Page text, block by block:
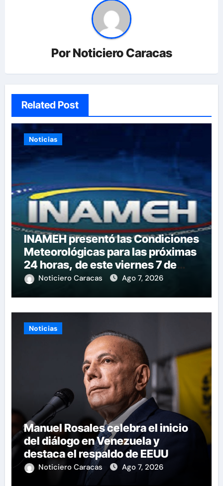
PorNoticiero Caracas
Related Post
Noticias
INAMEH presentó las Condiciones
Meteorológicas para las próximas
24 horas, de este viernes 7 de
agosto 2026
Noticiero Caracas Ago 7, 2026
Noticias
Manuel Rosales celebra el inicio
del diálogo en Venezuela y
destaca el respaldo de EEUU
Noticiero Caracas Ago 7, 2026